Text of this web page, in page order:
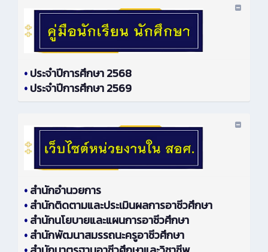
•ประจำปีการศึกษา 2568
•ประจำปีการศึกษา 2569
•สำนักอำนวยการ
•สำนักติดตามและประเมินผลการอาชีวศึกษา
•สำนักนโยบายและแผนการอาชีวศึกษา
•สำนักพัฒนาสมรรถนะครูอาชีวศึกษา